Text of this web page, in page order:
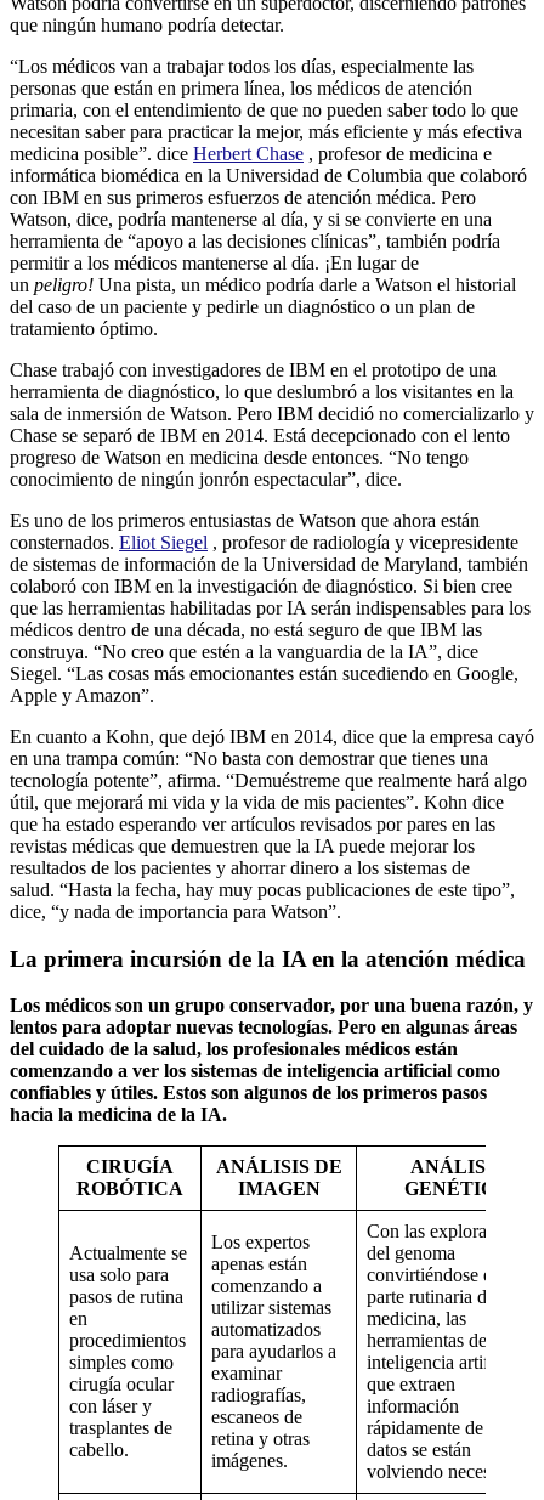
que ningún humano podría detectar.
“Los médicos van a trabajar todos los días, especialmente las
personas que están en primera línea, los médicos de atención
primaria, con el entendimiento de que no pueden saber todo lo que
necesitan saber para practicar la mejor, más eficiente y más efectiva
medicina posible”. dice Herbert Chase , profesor de medicina e
informática biomédica en la Universidad de Columbia que colaboró ​​
con IBM en sus primeros esfuerzos de atención médica. Pero
Watson, dice, podría mantenerse al día, y si se convierte en una
herramienta de “apoyo a las decisiones clínicas”, también podría
permitir a los médicos mantenerse al día. ¡En lugar de
un peligro! Una pista, un médico podría darle a Watson el historial
del caso de un paciente y pedirle un diagnóstico o un plan de
tratamiento óptimo.
Chase trabajó con investigadores de IBM en el prototipo de una
herramienta de diagnóstico, lo que deslumbró a los visitantes en la
sala de inmersión de Watson. Pero IBM decidió no comercializarlo y
Chase se separó de IBM en 2014. Está decepcionado con el lento
progreso de Watson en medicina desde entonces. “No tengo
conocimiento de ningún jonrón espectacular”, dice.
Es uno de los primeros entusiastas de Watson que ahora están
consternados. Eliot Siegel , profesor de radiología y vicepresidente
de sistemas de información de la Universidad de Maryland, también
colaboró ​​con IBM en la investigación de diagnóstico. Si bien cree
que las herramientas habilitadas por IA serán indispensables para los
médicos dentro de una década, no está seguro de que IBM las
construya. “No creo que estén a la vanguardia de la IA”, dice
Siegel. “Las cosas más emocionantes están sucediendo en Google,
Apple y Amazon”.
En cuanto a Kohn, que dejó IBM en 2014, dice que la empresa cayó
en una trampa común: “No basta con demostrar que tienes una
tecnología potente”, afirma. “Demuéstreme que realmente hará algo
útil, que mejorará mi vida y la vida de mis pacientes”. Kohn dice
que ha estado esperando ver artículos revisados ​​por pares en las
revistas médicas que demuestren que la IA puede mejorar los
resultados de los pacientes y ahorrar dinero a los sistemas de
salud. “Hasta la fecha, hay muy pocas publicaciones de este tipo”,
dice, “y nada de importancia para Watson”.
La primera incursión de la IA en la atención médica
Los médicos son un grupo conservador, por una buena razón, y
lentos para adoptar nuevas tecnologías. Pero en algunas áreas
del cuidado de la salud, los profesionales médicos están
comenzando a ver los sistemas de inteligencia artificial como
confiables y útiles. Estos son algunos de los primeros pasos
hacia la medicina de la IA.
CIRUGÍA
ROBÓTICA
ANÁLISIS DE
IMAGEN
ANÁLISIS
GENÉTICO
Actualmente se
usa solo para
pasos de rutina
en
procedimientos
simples como
cirugía ocular
con láser y
trasplantes de
cabello.
Los expertos
apenas están
comenzando a
utilizar sistemas
automatizados
para ayudarlos a
examinar
radiografías,
escaneos de
retina y otras
imágenes.
Con las exploraciones
del genoma
convirtiéndose en una
parte rutinaria de la
medicina, las
herramientas de
inteligencia artificial
que extraen
información
rápidamente de los
datos se están
volviendo necesarias.